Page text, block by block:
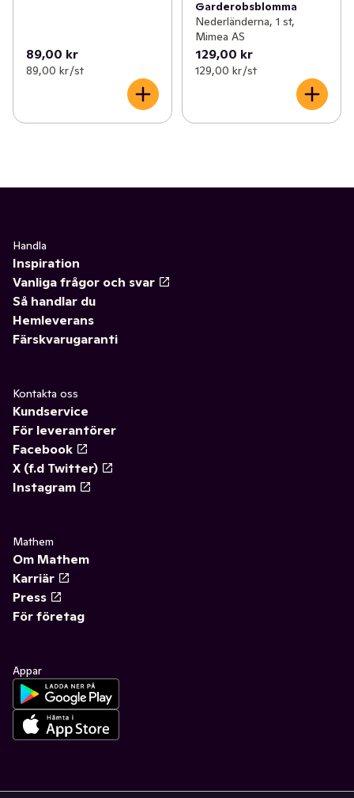
89,00 kr
89,00 kr /st
Garderobsblomma
Nederländerna, 1 st,
Mimea AS
129,00 kr
129,00 kr /st
Handla
Inspiration
Vanliga frågor och svar
Så handlar du
Hemleverans
Färskvarugaranti
Kontakta oss
Kundservice
För leverantörer
Facebook
X (f.d Twitter)
Instagram
Mathem
Om Mathem
Karriär
Press
För företag
Appar